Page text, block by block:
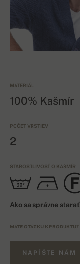
MATERIÁL
100% Kašmír
POČET VRSTIEV
2
STAROSTLIVOSŤ O KAŠMÍR
Ako sa správne
MÁTE OTÁZKU K PRODUKTU?
NAPÍŠTE NÁM